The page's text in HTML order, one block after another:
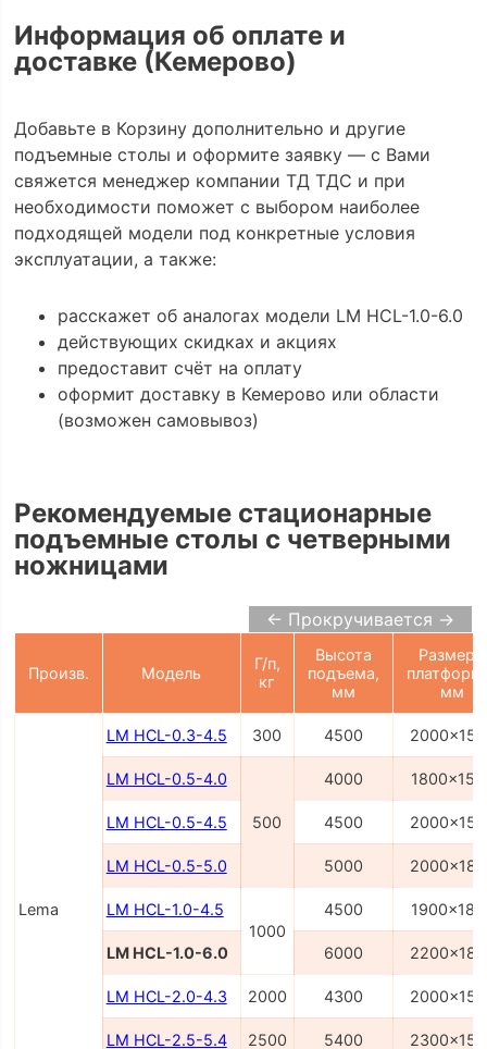
Информация об оплате и
доставке (Кемерово)
Добавьте в Корзину дополнительно и другие
подъемные столы и оформите заявку — с Вами
свяжется менеджер компании ТД ТДС и при
необходимости поможет с выбором наиболее
подходящей модели под конкретные условия
эксплуатации, а также:
расскажет об аналогах модели LM HCL-1.0-6.0
действующих скидках и акциях
предоставит счёт на оплату
оформит доставку в Кемерово или области
(возможен самовывоз)
Рекомендуемые стационарные
подъемные столы с четверными
ножницами
← Прокручивается →
Произв. Модель
Г/п,
кг
Высота
подъема,
мм
Размеры
мм
Lema
LM HCL-0.3-4.5 300 4500
LM HCL-0.5-4.0
500
4000
LM HCL-0.5-4.5 4500
LM HCL-0.5-5.0 5000
LM HCL-1.0-4.5
1000
4500
LM HCL-1.0-6.0 6000
LM HCL-2.0-4.3 2000 4300
LM HCL-2.5-5.4 2500 5400